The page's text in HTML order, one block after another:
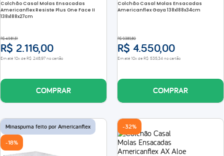
Colchão Casal Molas Ensacadas
Americanflex Resiste Plus One Face II
138x188x27cm
R$ 4.981,51
R$ 2.116,00
Em até10x deR$ 24897no cartão
COMPRAR
Colchão Casal Molas Ensacadas
Americanflex Gaya 138x188x34cm
R$ 9.389,80
R$ 4.550,00
Em até10x deR$ 53534no cartão
COMPRAR
Minaspuma feito por Americanflex
-18%
-32%